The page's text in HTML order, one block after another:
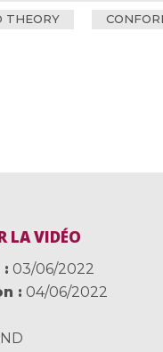
THEORY
LA VIDÉO
03/06/2022
04/06/2022